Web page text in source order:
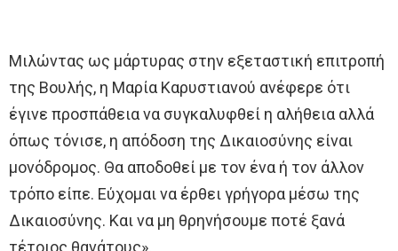
Μιλώντας ως μάρτυρας στην εξεταστική επιτροπή
της Βουλής, η Μαρία Καρυστιανού ανέφερε ότι
έγινε προσπάθεια να συγκαλυφθεί η αλήθεια αλλά
όπως τόνισε, η απόδοση της Δικαιοσύνης είναι
μονόδρομος. Θα αποδοθεί με τον ένα ή τον άλλον
τρόπο είπε. Εύχομαι να έρθει γρήγορα μέσω της
Δικαιοσύνης. Και να μη θρηνήσουμε ποτέ ξανά
τέτοιος θανάτους».